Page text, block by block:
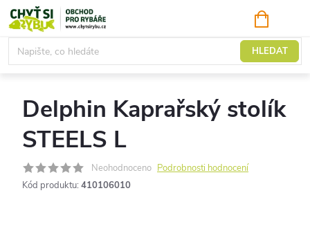
Přejít
na
obsah
HLEDAT
KOŠÍK
Camping
Delphin Kaprařský stolík
STEELS L
Neohodnoceno Podrobnosti hodnocení
Kód produktu: 410106010